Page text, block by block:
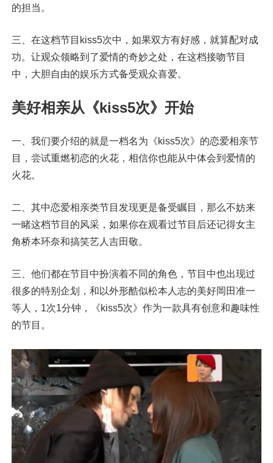
的担当。
三、在这档节目kiss5次中，如果双方有好感，就算配对成
功。让观众领略到了爱情的奇妙之处，在这档接吻节目
中，大胆自由的娱乐方式备受观众喜爱。
美好相亲从《kiss5次》开始
一、我们要介绍的就是一档名为《kiss5次》的恋爱相亲节
目，尝试重燃初恋的火花，相信你也能从中体会到爱情的
火花。
二、其中恋爱相亲类节目发现更是备受瞩目，那么不妨来
一睹这档节目的风采，如果你在观看过节目后还记得女主
角桥本环奈和搞笑艺人吉田敬。
三、他们都在节目中扮演着不同的角色，节目中也出现过
很多的特别企划，和以外形酷似松本人志的美好岡田准一
等人，1次1分钟，《kiss5次》作为一款具有创意和趣味性
的节目。